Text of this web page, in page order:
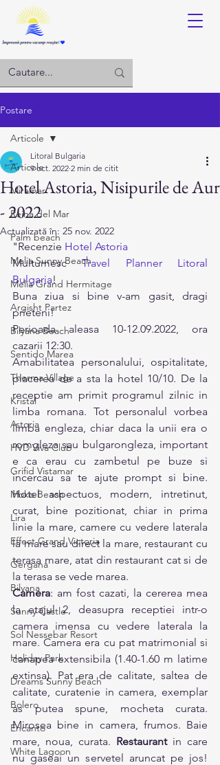
Postare
Articole
Miramar
Reina del Mar
Palm beach
Melia Sunny Beach
Melia Grand Hermitage
Argisht Partez
Bilyana Beach
Sentido Marea
Therma Village
Kristal
Astoria
HVD Viva Club
Grifid Vistamar
Moko Beach
Lira
Effect Grand Victoria
Gergana
Bilyana
Sunny Castle
Sol Nessebar Resort
Holiday Park
Dreams Sunny Beach
Bolero
Encanto
White Lagoon
Articole
Hotel Astoria, Nisipurile de Aur
- 2022
Litoral Bulgaria
9 oct. 2022 2 min de citit
Actualizată în: 25 nov. 2022
"Recenzie Hotel Astoria
Multumesc Travel Planner
Litoral
Bulgaria!
Buna ziua si bine v-am gasit, dragi
prieteni!
Perioada aleasa 10-12.09.2022, ora
cazarii 12:30.
Amabilitatea personalului, ospitalitate,
placerea de a sta la hotel 10/10. De la
receptie am primit programul zilnic in
limba romana. Tot personalul vorbea
limba engleza, chiar daca la unii era o
romgleza sau bulgarongleza, important
e ca erau cu zambetul pe buze si
incercau sa te ajute prompt si bine.
Hotel aspectuos, modern, intretinut,
curat, bine pozitionat, chiar in prima
linie la mare, camere cu vedere laterala
la mare sau direct la mare, restaurant cu
terasa mare, atat din restaurant cat si de
la terasa se vede marea.
Camera: am fost cazati, la cererea mea
la etajul 2, deasupra receptiei intr-o
camera imensa cu vedere laterala la
mare. Camera era cu pat matrimonial si
canapea extensibila (1.40-1.60 m latime
extinsa). Pat era de calitate, saltea de
calitate, curatenie in camera, exemplar
as putea spune, mocheta curata.
Mirosea bine in camera, frumos. Baie
mare, noua, curata. Restaurant in care
nu gaseai un servetel aruncat pe jos!